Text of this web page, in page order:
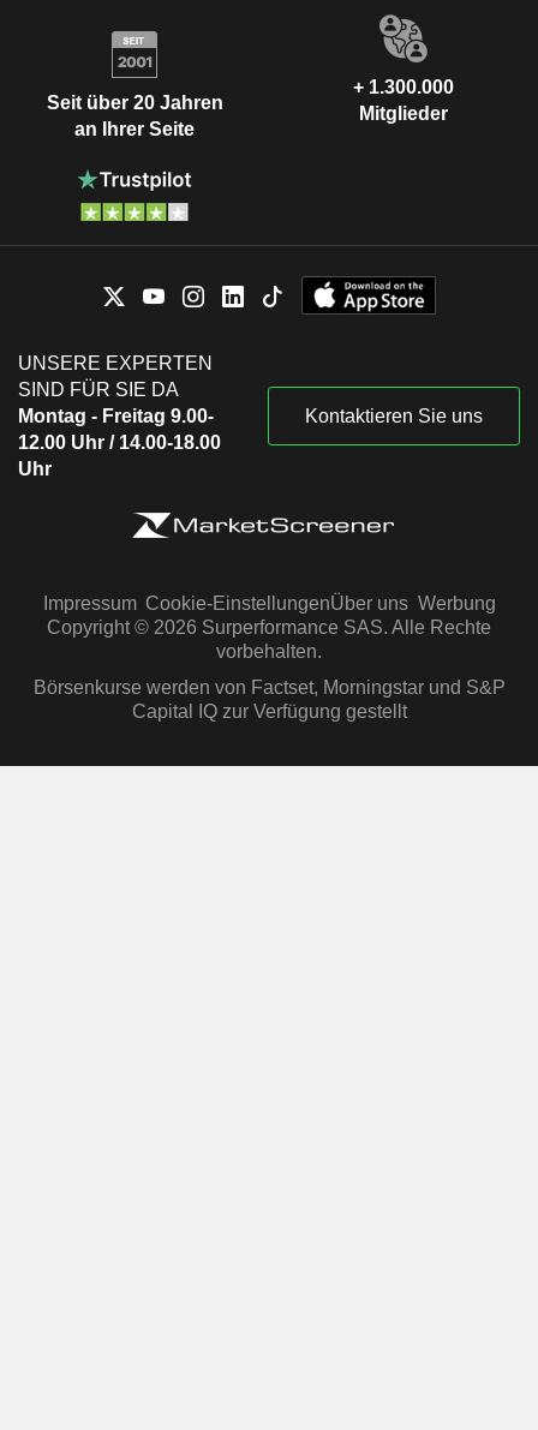
Seit über 20 Jahren
an Ihrer Seite
+ 1.300.000
Mitglieder
UNSERE EXPERTEN
SIND FÜR SIE DA
Montag - Freitag 9.00-
12.00 Uhr / 14.00-18.00
Uhr
Kontaktieren Sie uns
Impressum Cookie-EinstellungenÜber uns Werbung
Copyright © 2026 Surperformance SAS. Alle Rechte
vorbehalten.
Börsenkurse werden von Factset, Morningstar und S&P
Capital IQ zur Verfügung gestellt